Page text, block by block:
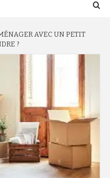
AVEC UN PETIT
?